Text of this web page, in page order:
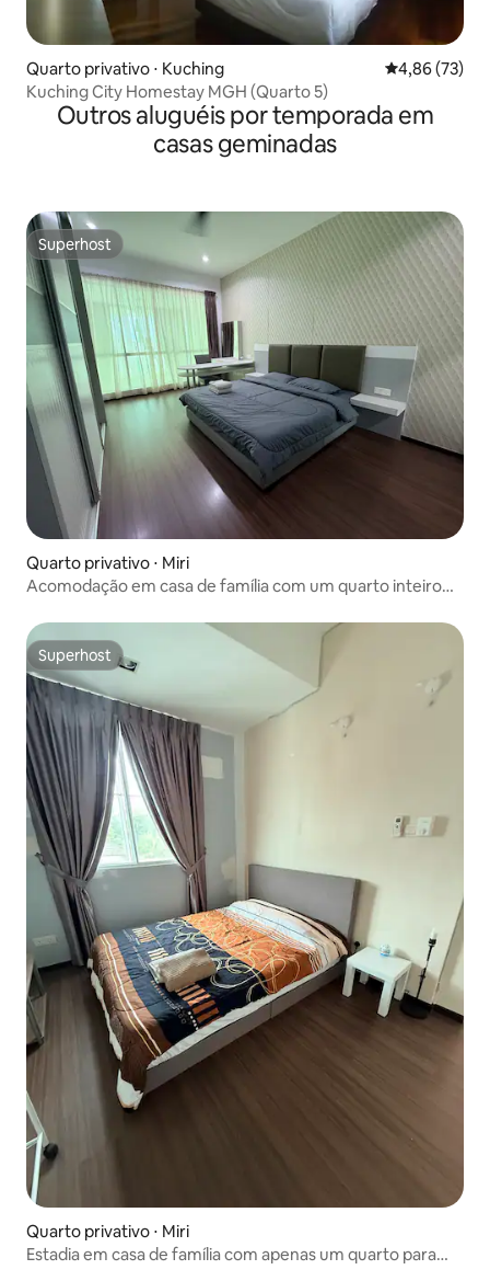
Quarto privativo ⋅ Kuching 4,86 de uma
4,86 (73)
Kuching City Homestay MGH (Quarto 5)
Outros aluguéis por temporada em
casas geminadas
Superhost
Superhost
Quarto privativo ⋅ Miri
Acomodação em casa de família com um quarto inteiro
Superhost
Superhost
Quarto privativo ⋅ Miri
Estadia em casa de família com apenas um quarto para